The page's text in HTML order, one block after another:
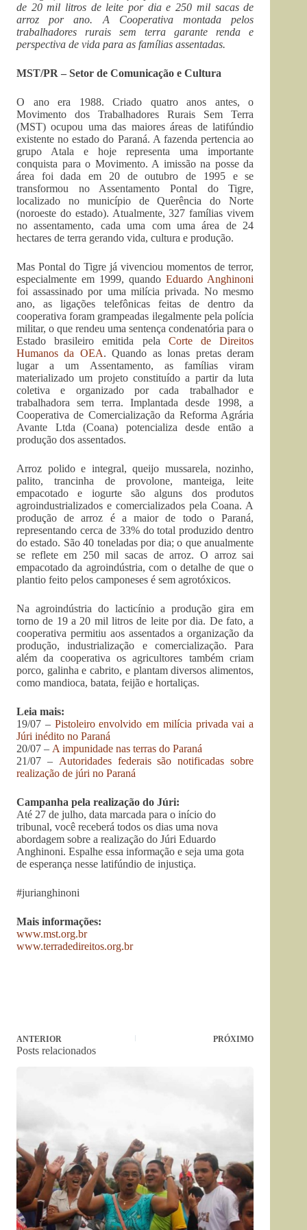
de 20 mil litros de leite por dia e 250 mil sacas de
arroz por ano. A Cooperativa montada pelos
trabalhadores rurais sem terra garante renda e
perspectiva de vida para as famílias assentadas.
MST/PR – Setor de Comunicação e Cultura
O ano era 1988. Criado quatro anos antes, o
Movimento dos Trabalhadores Rurais Sem Terra
(MST) ocupou uma das maiores áreas de latifúndio
existente no estado do Paraná. A fazenda pertencia ao
grupo Atala e hoje representa uma importante
conquista para o Movimento. A imissão na posse da
área foi dada em 20 de outubro de 1995 e se
transformou no Assentamento Pontal do Tigre,
localizado no município de Querência do Norte
(noroeste do estado). Atualmente, 327 famílias vivem
no assentamento, cada uma com uma área de 24
hectares de terra gerando vida, cultura e produção.
Mas Pontal do Tigre já vivenciou momentos de terror,
especialmente em 1999, quandoEduardo Anghinoni
foi assassinado por uma milícia privada. No mesmo
ano, as ligações telefônicas feitas de dentro da
cooperativa foram grampeadas ilegalmente pela polícia
militar, o que rendeu uma sentença condenatória para o
Estado brasileiro emitida pela Corte de Direitos
Humanos da OEA. Quando as lonas pretas deram
lugar a um Assentamento, as famílias viram
materializado um projeto constituído a partir da luta
coletiva e organizado por cada trabalhador e
trabalhadora sem terra. Implantada desde 1998, a
Cooperativa de Comercialização da Reforma Agrária
Avante Ltda (Coana) potencializa desde então a
produção dos assentados.
Arroz polido e integral, queijo mussarela, nozinho,
palito, trancinha de provolone, manteiga, leite
empacotado e iogurte são alguns dos produtos
agroindustrializados e comercializados pela Coana. A
produção de arroz é a maior de todo o Paraná,
representando cerca de 33% do total produzido dentro
do estado. São 40 toneladas por dia; o que anualmente
se reflete em 250 mil sacas de arroz. O arroz sai
empacotado da agroindústria, com o detalhe de que o
plantio feito pelos camponeses é sem agrotóxicos.
Na agroindústria do lacticínio a produção gira em
torno de 19 a 20 mil litros de leite por dia. De fato, a
cooperativa permitiu aos assentados a organização da
produção, industrialização e comercialização. Para
além da cooperativa os agricultores também criam
porco, galinha e cabrito, e plantam diversos alimentos,
como mandioca, batata, feijão e hortaliças.
Leia mais:
19/07 – Pistoleiro envolvido em milícia privada vai a
Júri inédito no Paraná
20/07 – A impunidade nas terras do Paraná
21/07 – Autoridades federais são notificadas sobre
realização de júri no Paraná
Campanha pela realização do Júri:
Até 27 de julho, data marcada para o início do
tribunal, você receberá todos os dias uma nova
abordagem sobre a realização do Júri Eduardo
Anghinoni. Espalhe essa informação e seja uma gota
de esperança nesse latifúndio de injustiça.
#jurianghinoni
Mais informações:
www.mst.org.br
www.terradedireitos.org.br
ANTERIOR PRÓXIMO
Posts relacionados